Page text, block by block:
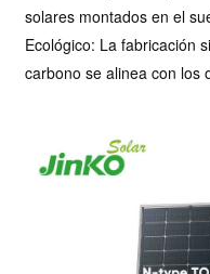
solares montados en el
Ecológico: La fabricación
carbono se alinea con los